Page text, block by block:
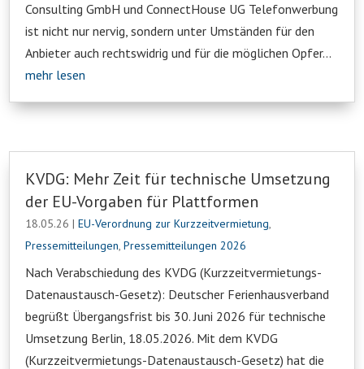
Consulting GmbH und ConnectHouse UG Telefonwerbung
ist nicht nur nervig, sondern unter Umständen für den
Anbieter auch rechtswidrig und für die möglichen Opfer...
mehr lesen
KVDG: Mehr Zeit für technische Umsetzung
der EU-Vorgaben für Plattformen
18.05.26 |EU-Verordnung zur Kurzzeitvermietung,
Pressemitteilungen,Pressemitteilungen 2026
Nach Verabschiedung des KVDG (Kurzzeitvermietungs-
Datenaustausch-Gesetz): Deutscher Ferienhausverband
begrüßt Übergangsfrist bis 30. Juni 2026 für technische
Umsetzung Berlin, 18.05.2026. Mit dem KVDG
(Kurzzeitvermietungs-Datenaustausch-Gesetz) hat die